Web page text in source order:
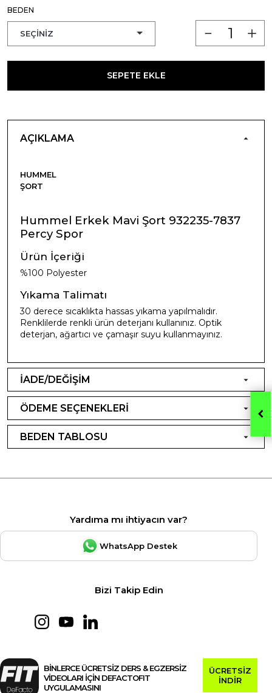
BEDEN
SEPETE EKLE
AÇIKLAMA
HUMMEL
ŞORT
Hummel Erkek Mavi Şort 932235-7837
Percy Spor
Ürün İçeriği
%100 Polyester
Yıkama Talimatı
30 derece sıcaklıkta hassas yıkama yapılmalıdır.
Renklilerde renkli ürün deterjanı kullanınız. Optik
deterjan, ağartıcı ve çamaşır suyu kullanmayınız.
İADE/DEĞİŞİM
ÖDEME SEÇENEKLERİ
BEDEN TABLOSU
Yardıma mı ihtiyacın var?
WhatsApp Destek
Bizi Takip Edin
BİNLERCE ÜCRETSİZ DERS & EGZERSİZ
VİDEOLARI İÇİN DEFACTOFIT
UYGULAMASINI
ÜCRETSİZ
İNDİR